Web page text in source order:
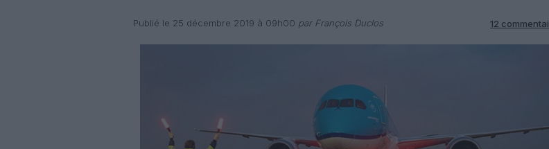
Publié le 25 décembre 2019 à 09h00 par François Duclos 12